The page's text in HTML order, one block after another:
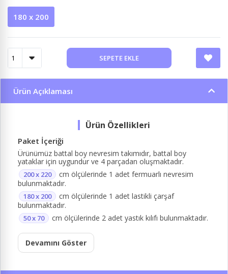
180 x 200
SEPETE EKLE
Ürün Açıklaması
Paket İçeriği
Ürünümüz battal boy nevresim takımıdır, battal boy
yataklar için uygundur ve 4 parçadan oluşmaktadır.
200 x 220
cm ölçülerinde 1 adet fermuarlı nevresim
bulunmaktadır.
180 x 200
cm ölçülerinde 1 adet lastikli çarşaf
bulunmaktadır.
50 x 70 cm ölçülerinde 2 adet yastık kılıfı bulunmaktadır.
Devamını Göster